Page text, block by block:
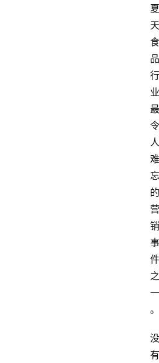
夏
天
食
品
行
业
最
令
人
难
忘
的
营
销
事
件
之
一
。
没
有